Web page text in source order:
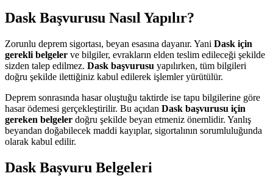
Dask Başvurusu Nasıl Yapılır?
Zorunlu deprem sigortası, beyan esasına dayanır. Yani Dask için
gerekli belgeler ve bilgiler, evrakların elden teslim edileceği şekilde
sizden talep edilmez. Dask başvurusu yapılırken, tüm bilgileri
doğru şekilde ilettiğiniz kabul edilerek işlemler yürütülür.
Deprem sonrasında hasar oluştuğu taktirde ise tapu bilgilerine göre
hasar ödemesi gerçekleştirilir. Bu açıdan Dask başvurusu için
gereken belgeler doğru şekilde beyan etmeniz önemlidir. Yanlış
beyandan doğabilecek maddi kayıplar, sigortalının sorumluluğunda
olarak kabul edilir.
Dask Başvuru Belgeleri